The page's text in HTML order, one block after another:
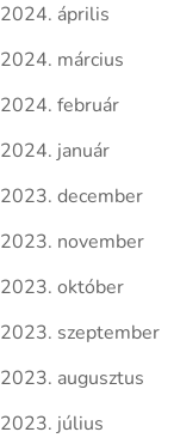
2024. április
2024. március
2024. február
2024. január
2023. december
2023. november
2023. október
2023. szeptember
2023. augusztus
2023. július